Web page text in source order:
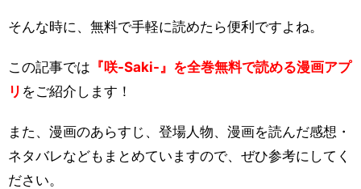
そんな時に、無料で手軽に読めたら便利ですよね。
この記事では 『咲-Saki-』を全巻無料で読める漫画アプ
リ をご紹介します！
また、漫画のあらすじ、登場人物、漫画を読んだ感想・
ネタバレなどもまとめていますので、ぜひ参考にしてく
ださい。